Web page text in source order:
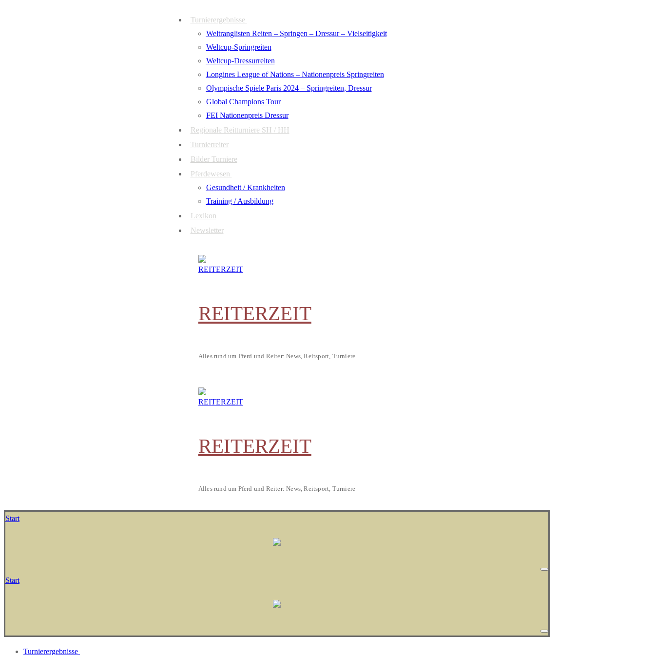
Turnierergebnisse
Weltranglisten Reiten – Springen – Dressur – Vielseitigkeit
Weltcup-Springreiten
Weltcup-Dressurreiten
Longines League of Nations – Nationenpreis Springreiten
Olympische Spiele Paris 2024 – Springreiten, Dressur
Global Champions Tour
FEI Nationenpreis Dressur
Regionale Reitturniere SH / HH
Turnierreiter
Bilder Turniere
Pferdewesen
Gesundheit / Krankheiten
Training / Ausbildung
Lexikon
Newsletter
REITERZEIT
Alles rund um Pferd und Reiter: News, Reitsport, Turniere
REITERZEIT
Alles rund um Pferd und Reiter: News, Reitsport, Turniere
Start
Start
Turnierergebnisse